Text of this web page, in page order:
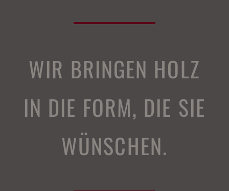
WIR BRINGEN HOLZ
IN DIE FORM, DIE SIE
WÜNSCHEN.